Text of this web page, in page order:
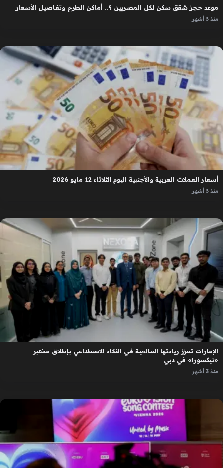
موعد حجز شقق سكن لكل المصريين 9.. أماكن الطرح وتفاصيل الأسعار
منذ 3 أشهر
أسعار العملات العربية والأجنبية اليوم الثلاثاء 12 مايو 2026
منذ 3 أشهر
الإمارات تعزز ريادتها العالمية في الذكاء الاصطناعي بإطلاق مختبر
«نيكسورا» في دبي
منذ 3 أشهر